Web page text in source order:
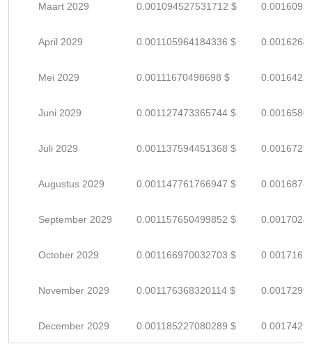
Maart 2029 0.001094527531712 $
April 2029 0.001105964184336 $
Mei 2029 0.00111670498698 $
Juni 2029 0.001127473365744 $
Juli 2029 0.001137594451368 $
Augustus 2029 0.001147761766947 $
September 2029 0.001157650499852 $
October 2029 0.001166970032703 $
November 2029 0.001176368320114 $
December 2029 0.001185227080289 $